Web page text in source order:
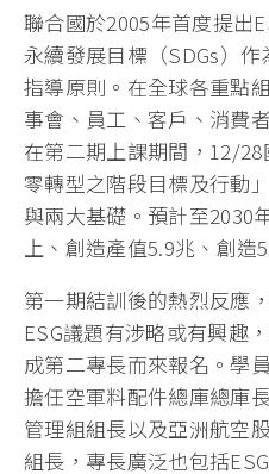
聯合國於2005年首度提出
永續發展目標（SDGs）
指導原則。在全球各重點
事會、員工、客戶、消費
在第二期上課期間，12/
零轉型之階段目標及行動
與兩大基礎。預計至2030
上、創造產值5.9兆、創造
第一期結訓後的熱烈反應
ESG議題有涉略或有興趣
成第二專長而來報名。學
擔任空軍料配件總庫總庫
管理組組長以及亞洲航空
組長，專長廣泛也包括